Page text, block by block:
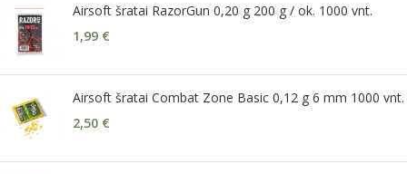
Airsoft šratai RazorGun 0,20 g 200 g / ok. 1000 vnt.
1,99 €
Airsoft šratai Combat Zone Basic 0,12 g 6 mm 1000 vnt.
2,50 €